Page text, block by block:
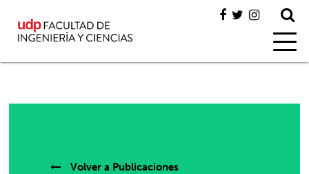
Volver a Publicaciones